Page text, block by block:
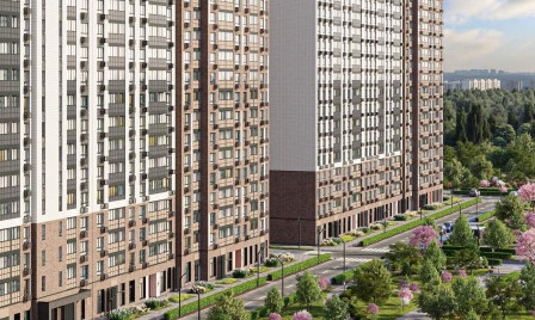
ДЕРЕВНЯ ТАРЫЧЕВО,
ФРУКТОВЫЕ САДЫ
УЛИЦА, Д.2/10
Москва / Московская обл
Получить контакты Посмотреть на карте
Прямая продажа от застройщика! Кладовая номер 74 общей
площадью 5.2 кв.м. на -2-м этаже в ЖК "1-й Южный".
[#5965877#]
337 (+3)
Навигация